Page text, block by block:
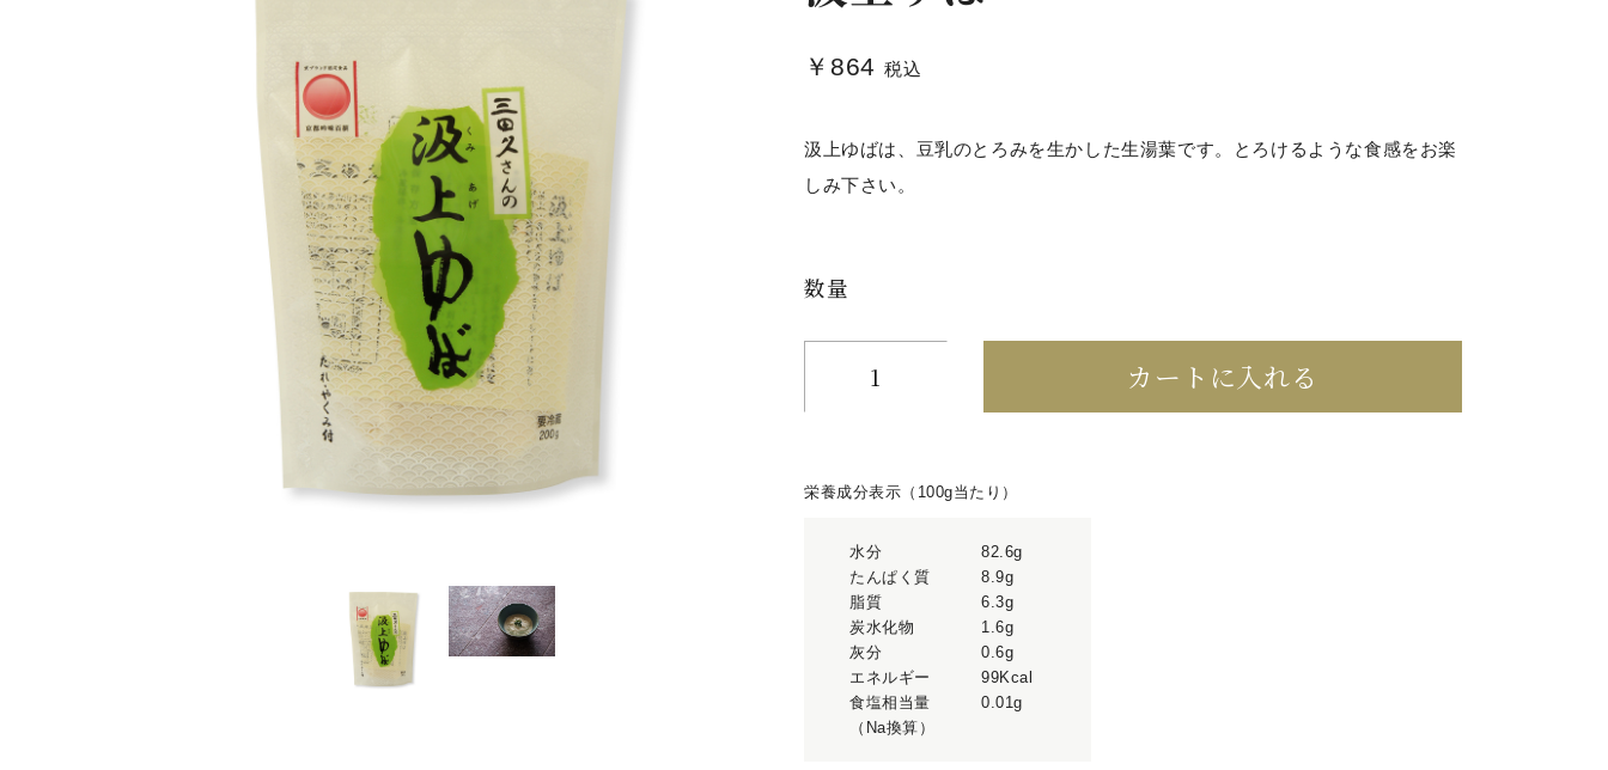
￥864税込
汲上ゆばは、豆乳のとろみを生かした生湯葉です。とろけるような食感をお楽
しみ下さい。
数量
栄養成分表示（100g当たり）
水分
82.6g
たんぱく質
8.9g
脂質
6.3g
炭水化物
1.6g
灰分
0.6g
エネルギー
99Kcal
食塩相当量
（Na換算）
0.01g